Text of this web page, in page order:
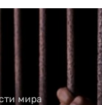
мира